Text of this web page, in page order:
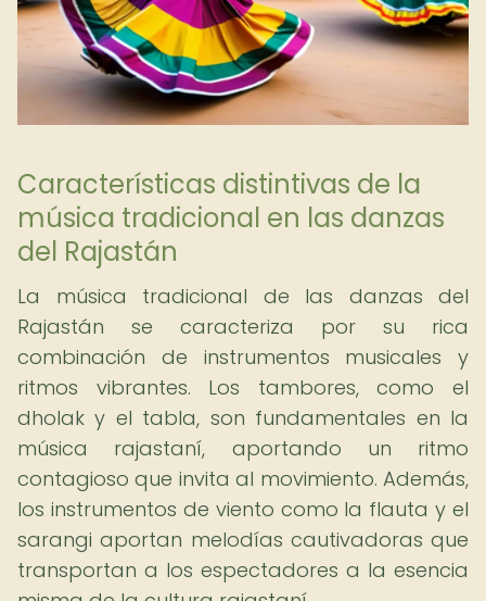
Características distintivas de la
música tradicional en las danzas
del Rajastán
La música tradicional de las danzas del
Rajastán se caracteriza por su rica
combinación de instrumentos musicales y
ritmos vibrantes. Los tambores, como el
dholak y el tabla, son fundamentales en la
música rajastaní, aportando un ritmo
contagioso que invita al movimiento. Además,
los instrumentos de viento como la flauta y el
sarangi aportan melodías cautivadoras que
transportan a los espectadores a la esencia